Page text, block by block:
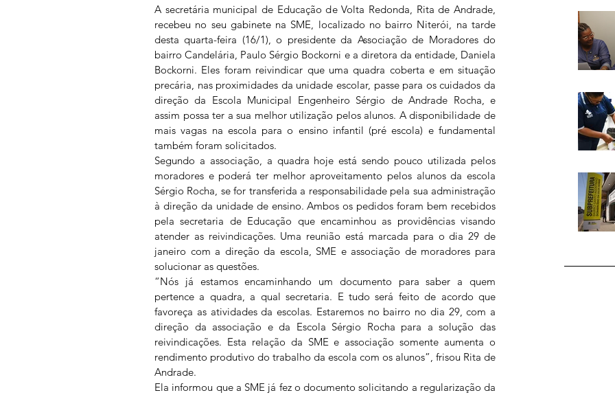
A secretária municipal de Educação de Volta Redonda, Rita de Andrade,
recebeu no seu gabinete na SME, localizado no bairro Niterói, na tarde
desta quarta-feira (16/1), o presidente da Associação de Moradores do
bairro Candelária, Paulo Sérgio Bockorni e a diretora da entidade, Daniela
Bockorni. Eles foram reivindicar que uma quadra coberta e em situação
precária, nas proximidades da unidade escolar, passe para os cuidados da
direção da Escola Municipal Engenheiro Sérgio de Andrade Rocha, e
assim possa ter a sua melhor utilização pelos alunos. A disponibilidade de
mais vagas na escola para o ensino infantil (pré escola) e fundamental
também foram solicitados.
Segundo a associação, a quadra hoje está sendo pouco utilizada pelos
moradores e poderá ter melhor aproveitamento pelos alunos da escola
Sérgio Rocha, se for transferida a responsabilidade pela sua administração
à direção da unidade de ensino. Ambos os pedidos foram bem recebidos
pela secretaria de Educação que encaminhou as providências visando
atender as reivindicações. Uma reunião está marcada para o dia 29 de
janeiro com a direção da escola, SME e associação de moradores para
solucionar as questões.
“Nós já estamos encaminhando um documento para saber a quem
pertence a quadra, a qual secretaria. E tudo será feito de acordo que
favoreça as atividades da escolas. Estaremos no bairro no dia 29, com a
direção da associação e da Escola Sérgio Rocha para a solução das
reivindicações. Esta relação da SME e associação somente aumenta o
rendimento produtivo do trabalho da escola com os alunos”, frisou Rita de
Andrade.
Ela informou que a SME já fez o documento solicitando a regularização da